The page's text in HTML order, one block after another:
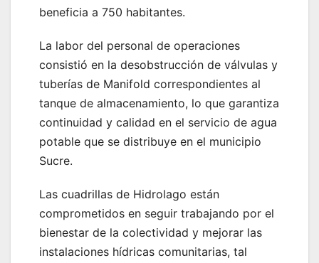
beneficia a 750 habitantes.
La labor del personal de operaciones
consistió en la desobstrucción de válvulas y
tuberías de Manifold correspondientes al
tanque de almacenamiento, lo que garantiza
continuidad y calidad en el servicio de agua
potable que se distribuye en el municipio
Sucre.
Las cuadrillas de Hidrolago están
comprometidos en seguir trabajando por el
bienestar de la colectividad y mejorar las
instalaciones hídricas comunitarias, tal